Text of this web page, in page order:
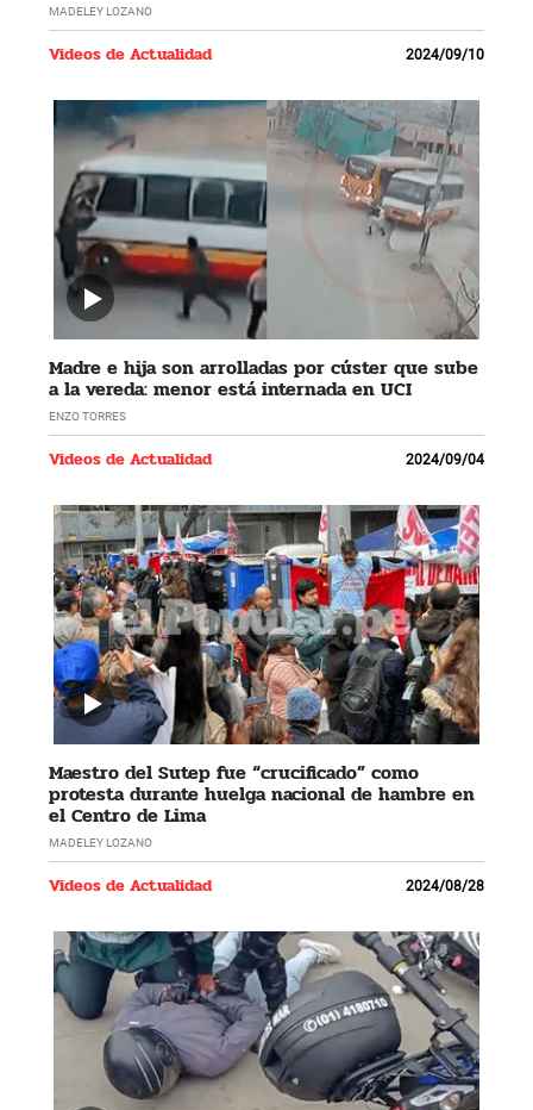
MADELEY LOZANO
Videos de Actualidad 2024/09/10
Madre e hija son arrolladas por cúster que sube
a la vereda: menor está internada en UCI
ENZO TORRES
Videos de Actualidad 2024/09/04
Maestro del Sutep fue “crucificado” como
protesta durante huelga nacional de hambre en
el Centro de Lima
MADELEY LOZANO
Videos de Actualidad 2024/08/28